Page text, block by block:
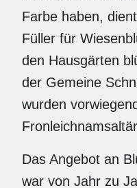
Farbe haben,
Füller für
den Hausgärten
der Gemeine
wurden
Das Angebot an
war von Jahr zu